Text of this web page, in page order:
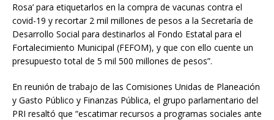
Rosa’ para etiquetarlos en la compra de vacunas contra el
covid-19 y recortar 2 mil millones de pesos a la Secretaría de
Desarrollo Social para destinarlos al Fondo Estatal para el
Fortalecimiento Municipal (FEFOM), y que con ello cuente un
presupuesto total de 5 mil 500 millones de pesos”.
En reunión de trabajo de las Comisiones Unidas de Planeación
y Gasto Público y Finanzas Pública, el grupo parlamentario del
PRI resaltó que “escatimar recursos a programas sociales ante